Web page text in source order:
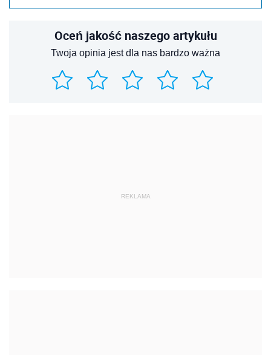
Oceń jakość naszego artykułu
Twoja opinia jest dla nas bardzo ważna
REKLAMA